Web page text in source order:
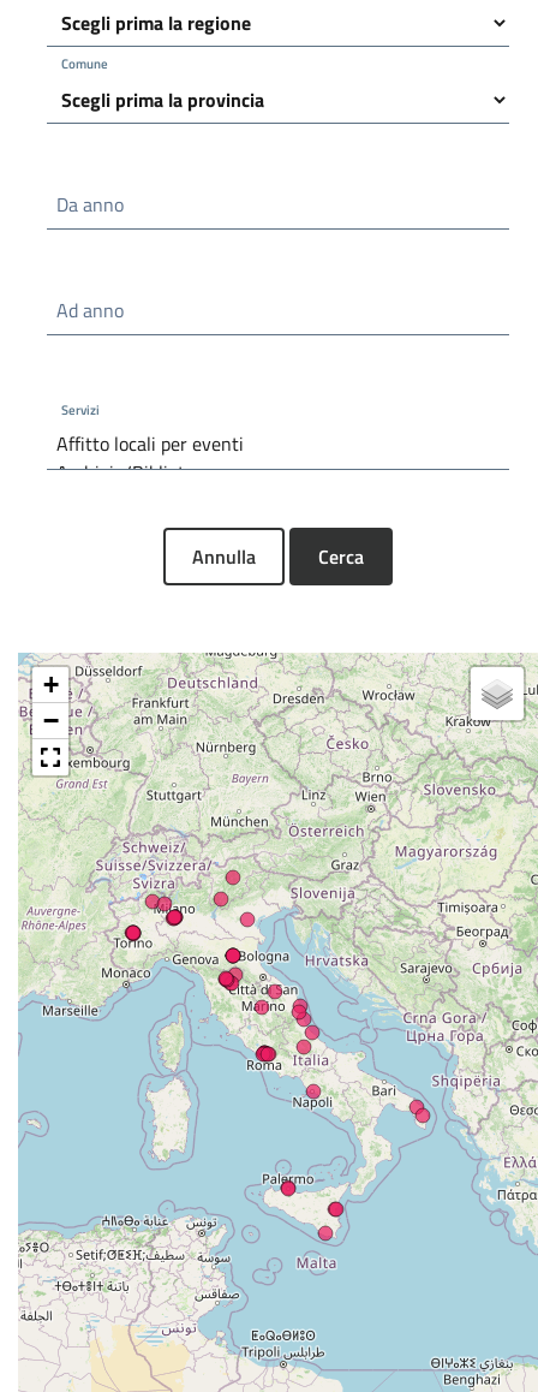
Comune
Da anno
Ad anno
Servizi
Annulla Cerca
+
−